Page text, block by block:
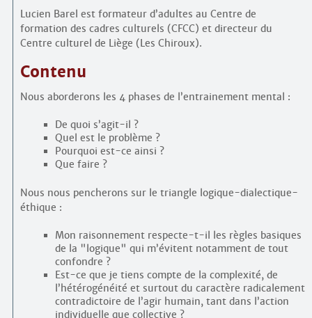
Lucien Barel est formateur d’adultes au Centre de
formation des cadres culturels (CFCC) et directeur du
Centre culturel de Liège (Les Chiroux).
Contenu
Nous aborderons les 4 phases de l’entrainement mental :
De quoi s’agit-il ?
Quel est le problème ?
Pourquoi est-ce ainsi ?
Que faire ?
Nous nous pencherons sur le triangle logique-dialectique-
éthique :
Mon raisonnement respecte-t-il les règles basiques
de la "logique" qui m’évitent notamment de tout
confondre ?
Est-ce que je tiens compte de la complexité, de
l’hétérogénéité et surtout du caractère radicalement
contradictoire de l’agir humain, tant dans l’action
individuelle que collective ?